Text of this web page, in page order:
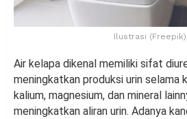
Ilustrasi (Freepik)
Air kelapa dikenal memiliki sifat
meningkatkan produksi urin selama
kalium, magnesium, dan mineral
meningkatkan aliran urin. Adanya